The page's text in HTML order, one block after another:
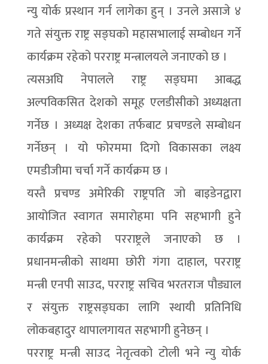
न्यु योर्क प्रस्थान गर्न लागेका हुन् । उनले असाजे ४
गते संयुक्त राष्ट्र सङ्घको महासभालाई सम्बोधन गर्ने
कार्यक्रम रहेको परराष्ट्र मन्त्रालयले जनाएको छ ।
त्यसअघि नेपालले राष्ट्र सङ्घमा आबद्ध
अल्पविकसित देशको समूह एलडीसीको अध्यक्षता
गर्नेछ । अध्यक्ष देशका तर्फबाट प्रचण्डले सम्बोधन
गर्नेछन् । यो फोरममा दिगो विकासका लक्ष्य
एमडीजीमा चर्चा गर्ने कार्यक्रम छ ।
यस्तै प्रचण्ड अमेरिकी राष्ट्रपति जो बाइडेनद्वारा
आयोजित स्वागत समारोहमा पनि सहभागी हुने
कार्यक्रम रहेको परराष्ट्रले जनाएको छ ।
प्रधानमन्त्रीको साथमा छोरी गंगा दाहाल, परराष्ट्र
मन्त्री एनपी साउद, परराष्ट्र सचिव भरतराज पौड्याल
र संयुक्त राष्ट्रसङ्घका लागि स्थायी प्रतिनिधि
लोकबहादुर थापालगायत सहभागी हुनेछन् ।
परराष्ट्र मन्त्री साउद नेतृत्वको टोली भने न्यु योर्क